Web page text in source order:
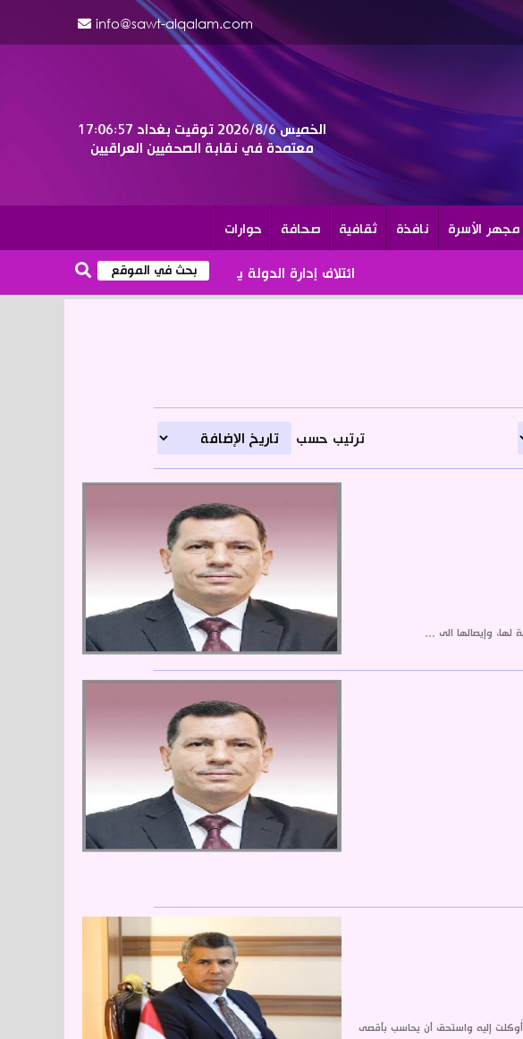
info@sawt-alqalam.com
الخميس 2026/8/6 توقيت بغداد 17:06:58
معتمدة في نقابة الصحفيين العراقيين
مجهر الأسرة نافذة ثقافية صحافة حوارات
ائتلاف إدارة الدولة يدعو الى الالتزام بتوقيتات خطوات حصر
ترتيب حسب
وإيصالها الى ...
إليه واستحق أن يحاسب بأقصى